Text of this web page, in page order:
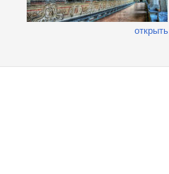
открыть